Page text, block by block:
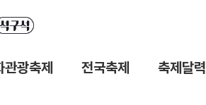
관광축제 전국축제 축제달력